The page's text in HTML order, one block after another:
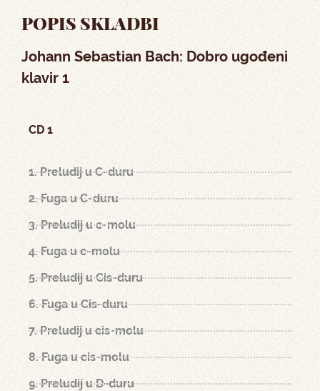
POPIS SKLADBI
Johann Sebastian Bach: Dobro ugođeni
klavir 1
CD 1
1. Preludij u C-duru
2. Fuga u C-duru
3. Preludij u c-molu
4. Fuga u c-molu
5. Preludij u Cis-duru
6. Fuga u Cis-duru
7. Preludij u cis-molu
8. Fuga u cis-molu
9. Preludij u D-duru